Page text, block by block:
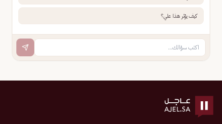
كيف يؤثر هذا علي؟